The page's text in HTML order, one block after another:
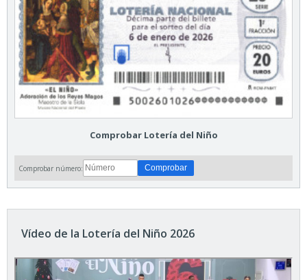
Comprobar Lotería del Niño
Comprobar número:
Vídeo de la Lotería del Niño 2026